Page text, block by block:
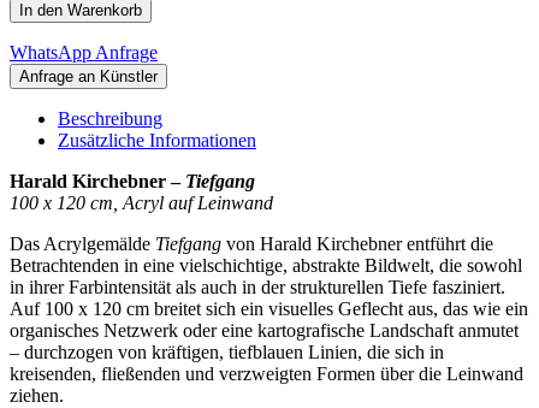
In den Warenkorb
WhatsApp Anfrage
Beschreibung
Zusätzliche Informationen
Harald Kirchebner – Tiefgang
100 x 120 cm, Acryl auf Leinwand
Das Acrylgemälde Tiefgang von Harald Kirchebner entführt die
Betrachtenden in eine vielschichtige, abstrakte Bildwelt, die sowohl
in ihrer Farbintensität als auch in der strukturellen Tiefe fasziniert.
Auf 100 x 120 cm breitet sich ein visuelles Geflecht aus, das wie ein
organisches Netzwerk oder eine kartografische Landschaft anmutet
– durchzogen von kräftigen, tiefblauen Linien, die sich in
kreisenden, fließenden und verzweigten Formen über die Leinwand
ziehen.